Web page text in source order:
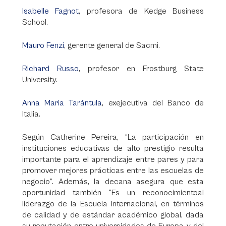
Isabelle Fagnot, profesora de Kedge Business
School.
Mauro Fenzi, gerente general de Sacmi.
Richard Russo, profesor en Frostburg State
University.
Anna Maria Tarántula, exejecutiva del Banco de
Italia.
Según Catherine Pereira, “La participación en
instituciones educativas de alto prestigio resulta
importante para el aprendizaje entre pares y para
promover mejores prácticas entre las escuelas de
negocio”. Además, la decana asegura que esta
oportunidad también “Es un reconocimientoal
liderazgo de la Escuela Internacional, en términos
de calidad y de estándar académico global, dada